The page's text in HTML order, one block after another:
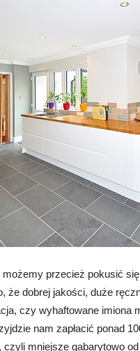
przecież pokusić
że dobrej jakości, duże
czy wyhaftowane imiona
nam zapłacić ponad
mniejsze gabarytowo